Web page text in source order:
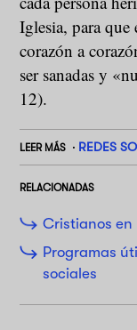
Iglesia, para
corazón a
ser sanadas y
12).
LEER MÁS REDES
RELACIONADAS
Cristianos en
Programas
sociales